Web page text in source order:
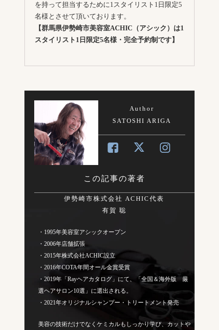
を持って担当するために1スタイリスト1日限定5
名様とさせて頂いております。
【群馬県伊勢崎市美容室ACHIC（アシック）は1
スタイリスト1日限定5名様・完全予約制です】
Author
SATOSHI ARIGA
この記事の著者
伊勢崎市株式会社 ACHIC代表
有賀 聡
・1995年美容室アシックオープン
・2006年店舗拡張
・2015年株式会社ACHIC設立
・2016年COTA年間オール金賞受賞
・2019年「Rayヘアカタログ」にて、「全国＆海外版 厳
選ヘアサロン10選」に選出される。
・2021年オリジナルシャンプー・トリートメント発売
美容の技術だけでなくケミカルもしっかり学び、カットや